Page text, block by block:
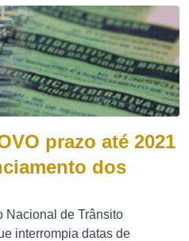
prazo até 2021
dos
Nacional de Trânsito
interrompia datas de